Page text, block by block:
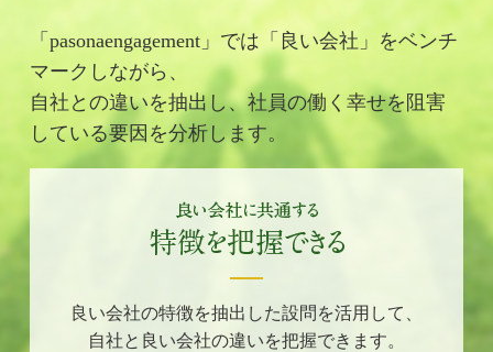
「pasonaengagement」では「良い会社」をベンチ
マークしながら、
自社との違いを抽出し、社員の働く幸せを阻害
している要因を分析します。
良い会社の特徴を抽出した設問を活用して、
自社と良い会社の違いを把握できます。